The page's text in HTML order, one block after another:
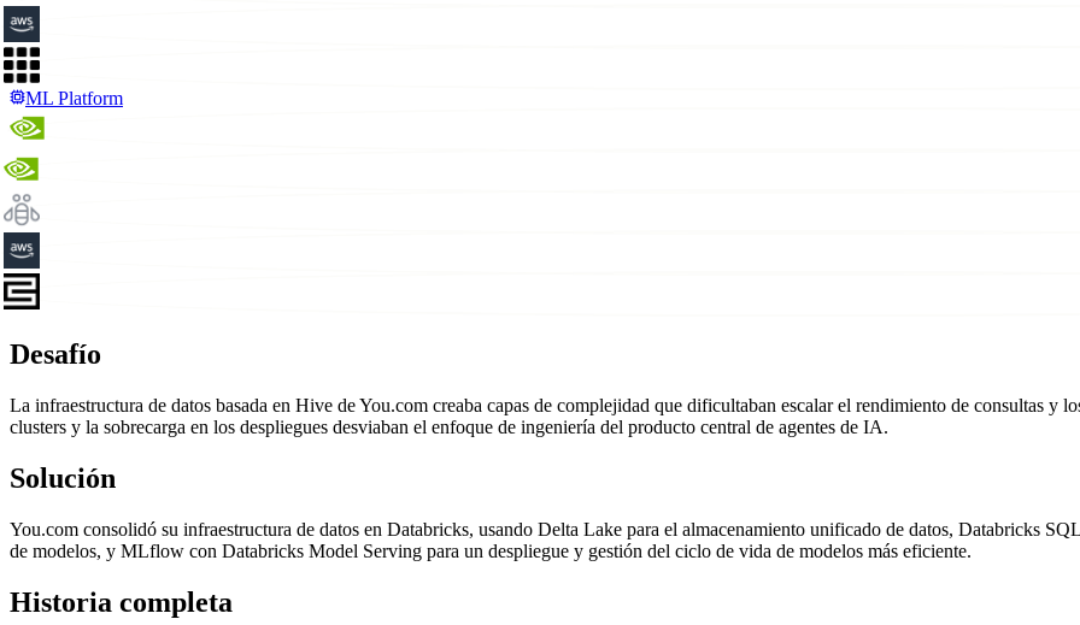
ML Platform
Desafío
La infraestructura de datos basada en Hive de You.com creaba capas de complejidad que dificultaban escalar el rendimiento de consultas y
clusters y la sobrecarga en los despliegues desviaban el enfoque de ingeniería del producto central de agentes de IA.
Solución
You.com consolidó su infraestructura de datos en Databricks, usando Delta Lake para el almacenamiento unificado de datos, Databricks
de modelos, y MLflow con Databricks Model Serving para un despliegue y gestión del ciclo de vida de modelos más eficiente.
Historia completa